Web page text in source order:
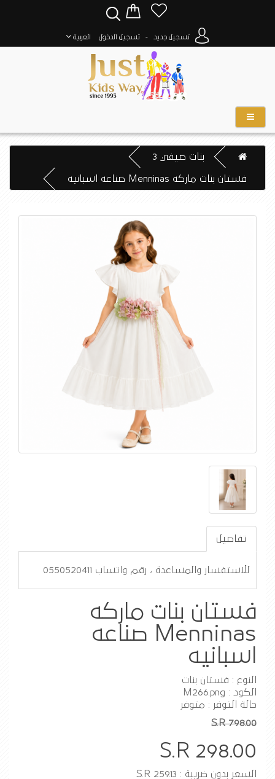
تسجيل جديد - تسجيل الدخول العربية
بنات صيفي 3
فستان بنات ماركه Menninas صناعه اسبانيه
تفاصيل
للاستفسار والمساعدة ، رقم واتساب 0550520411
فستان بنات ماركه
Menninas صناعه
اسبانيه
النوع : فستان بنات
الكود : M266.png
حالة التوفر : متوفر
S.R 798.00
S.R 298.00
السعر بدون ضريبة : S.R 259.13